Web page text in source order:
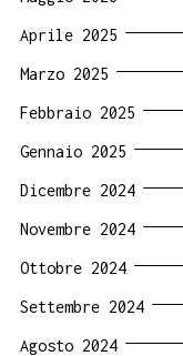
Aprile 2025
Marzo 2025
Febbraio 2025
Gennaio 2025
Dicembre 2024
Novembre 2024
Ottobre 2024
Settembre 2024
Agosto 2024